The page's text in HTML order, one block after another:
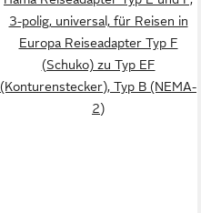
3-polig, universal, für Reisen in
Europa Reiseadapter Typ F
(Schuko) zu Typ EF
(Konturenstecker), Typ B (NEMA-
2)